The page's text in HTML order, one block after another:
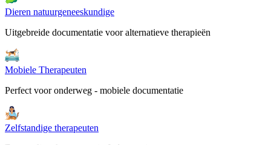
Dieren natuurgeneeskundige
Uitgebreide documentatie voor alternatieve therapieën
Mobiele Therapeuten
Perfect voor onderweg - mobiele documentatie
Zelfstandige therapeuten